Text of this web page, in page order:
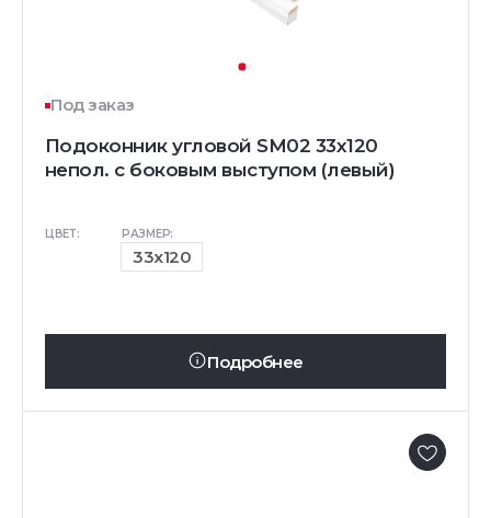
Под заказ
Подоконник угловой SM02 33х120
непол. с боковым выступом (левый)
ЦВЕТ: РАЗМЕР:
33x120
Подробнее